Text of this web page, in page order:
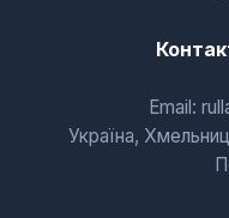
Email:
Україна,